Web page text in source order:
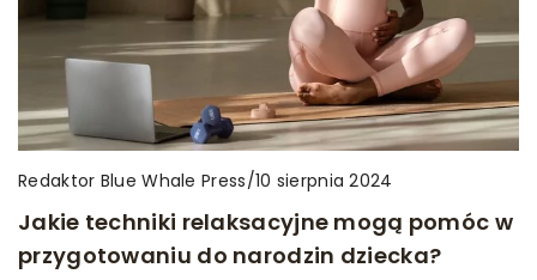
Redaktor Blue Whale Press/10 sierpnia 2024
Jakie techniki relaksacyjne mogą pomóc w
przygotowaniu do narodzin dziecka?